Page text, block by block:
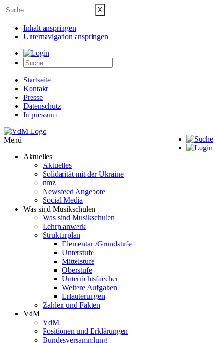
Inhalt anspringen
Unternavigation anspringen
Startseite
Kontakt
Presse
Datenschutz
Impressum
Menü
Aktuelles
Aktuelles
Solidarität mit der Ukraine
nmz
Newsfeed Angebote
Social Media
Was sind Musikschulen
Was sind Musikschulen
Lehrplanwerk
Strukturplan
Elementar-/Grundstufe
Unterstufe
Mittelstufe
Oberstufe
Unterrichtsfaecher
Weitere Aufgaben
Erläuterungen
Zahlen und Fakten
VdM
VdM
Positionen und Erklärungen
Bundesversammlung